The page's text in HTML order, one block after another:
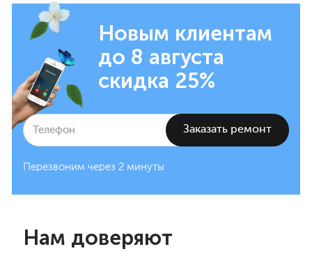
Новым клиентам
до 8 августа
скидка 25%
Перезвоним через 2 минуты
Нам доверяют